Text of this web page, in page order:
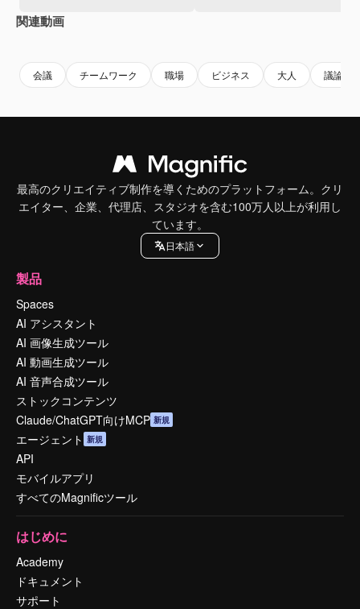
関連動画
会議 チームワーク 職場 ビジネス 大人 議論
最高のクリエイティブ制作を導くためのプラットフォーム。クリ
エイター、企業、代理店、スタジオを含む100万人以上が利用し
ています。
日本語
製品
Spaces
AI アシスタント
AI 画像生成ツール
AI 動画生成ツール
AI 音声合成ツール
ストックコンテンツ
Claude/ChatGPT向けMCP 新規
エージェント 新規
API
モバイルアプリ
すべてのMagnificツール
はじめに
Academy
ドキュメント
サポート